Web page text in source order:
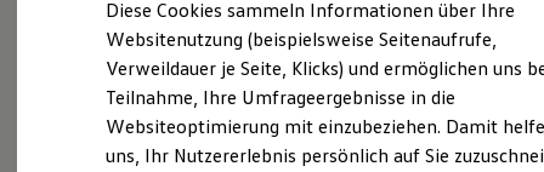
Kfz-Versicherung
Restschuldversicherungen
Garantien
Wartungsverträge
Geschäftskunden
Professional Class bei Volkswagen
Großkunden
Behörden
Diese Cookies sammeln Informationen über Ihre
Websitenutzung (beispielsweise Seitenaufrufe,
Verweildauer je Seite, Klicks) und ermöglichen uns
Teilnahme, Ihre Umfrageergebnisse in die
Websiteoptimierung mit einzubeziehen. Damit
uns, Ihr Nutzererlebnis persönlich auf Sie